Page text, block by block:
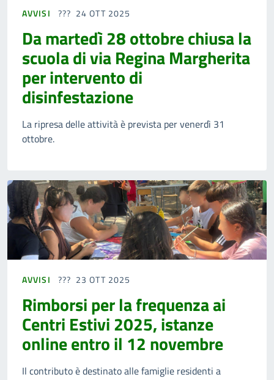
AVVISI 24 OTT 2025
Da martedì 28 ottobre chiusa la
scuola di via Regina Margherita
per intervento di
disinfestazione
La ripresa delle attività è prevista per venerdì 31
ottobre.
AVVISI 23 OTT 2025
Rimborsi per la frequenza ai
Centri Estivi 2025, istanze
online entro il 12 novembre
Il contributo è destinato alle famiglie residenti a